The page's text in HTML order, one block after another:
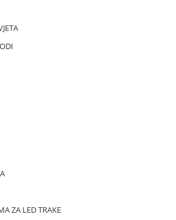
ZA LED TRAKE